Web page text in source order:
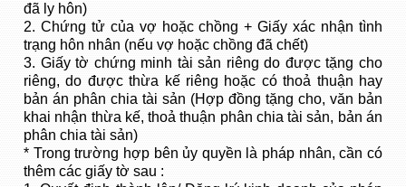
đã ly hôn)
2. Chứng tử của vợ hoặc chồng + Giấy xác nhận tình
trạng hôn nhân (nếu vợ hoặc chồng đã chết)
3. Giấy tờ chứng minh tài sản riêng do được tặng cho
riêng, do được thừa kế riêng hoặc có thoả thuận hay
bản án phân chia tài sản (Hợp đồng tặng cho, văn bản
khai nhận thừa kế, thoả thuận phân chia tài sản, bản án
phân chia tài sản)
* Trong trường hợp bên ủy quyền là pháp nhân, cần có
thêm các giấy tờ sau :